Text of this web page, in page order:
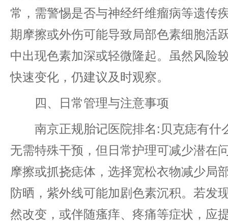
常，需警惕是否与神经纤维瘤病等遗传
期摩擦或外伤可能导致局部色素细胞活
中出现色素加深或轻微隆起。虽然风险
快速变化，仍建议及时观察。
四、日常管理与注意事项
南京正规胎记医院排名:贝克痣有什
无需特殊干预，但日常护理可减少潜在
摩擦或抓挠痣体，选择宽松衣物减少局
防晒，紫外线可能加剧色素沉积。若发
然改变，或伴随瘙痒、疼痛等症状，应